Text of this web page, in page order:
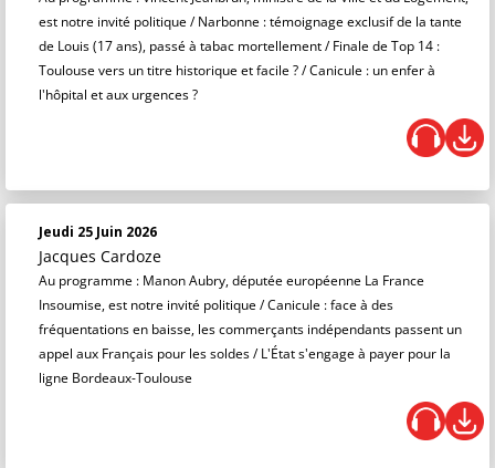
est notre invité politique / Narbonne : témoignage exclusif de la tante
de Louis (17 ans), passé à tabac mortellement / Finale de Top 14 :
Toulouse vers un titre historique et facile ? / Canicule : un enfer à
l'hôpital et aux urgences ?
Jeudi 25 Juin 2026
Jacques Cardoze
Au programme : Manon Aubry, députée européenne La France
Insoumise, est notre invité politique / Canicule : face à des
fréquentations en baisse, les commerçants indépendants passent un
appel aux Français pour les soldes / L'État s'engage à payer pour la
ligne Bordeaux-Toulouse